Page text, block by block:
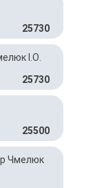
25730
І.О.
25730
25500
Чмелюк